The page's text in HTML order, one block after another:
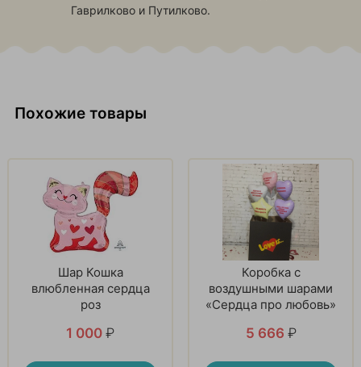
Гаврилково и Путилково.
Похожие товары
Шар Кошка
влюбленная сердца
роз
1 000 ₽
Коробка с
воздушными шарами
«Сердца про любовь»
5 666 ₽